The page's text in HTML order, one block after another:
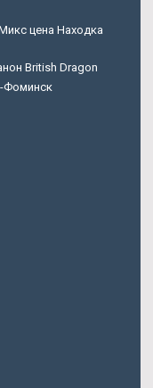
цена Находка
British Dragon
Фоминск